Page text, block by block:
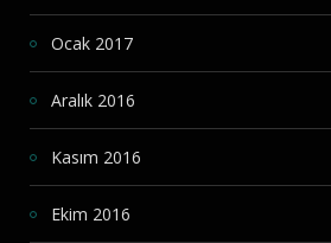
Ocak 2017
Aralık 2016
Kasım 2016
Ekim 2016